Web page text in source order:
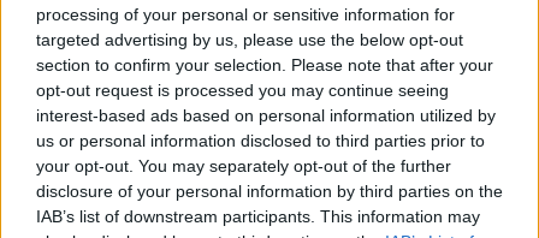
processing of your personal or sensitive information for
targeted advertising by us, please use the below opt-out
section to confirm your selection. Please note that after your
opt-out request is processed you may continue seeing
interest-based ads based on personal information utilized by
us or personal information disclosed to third parties prior to
your opt-out. You may separately opt-out of the further
disclosure of your personal information by third parties on the
IAB’s list of downstream participants. This information may